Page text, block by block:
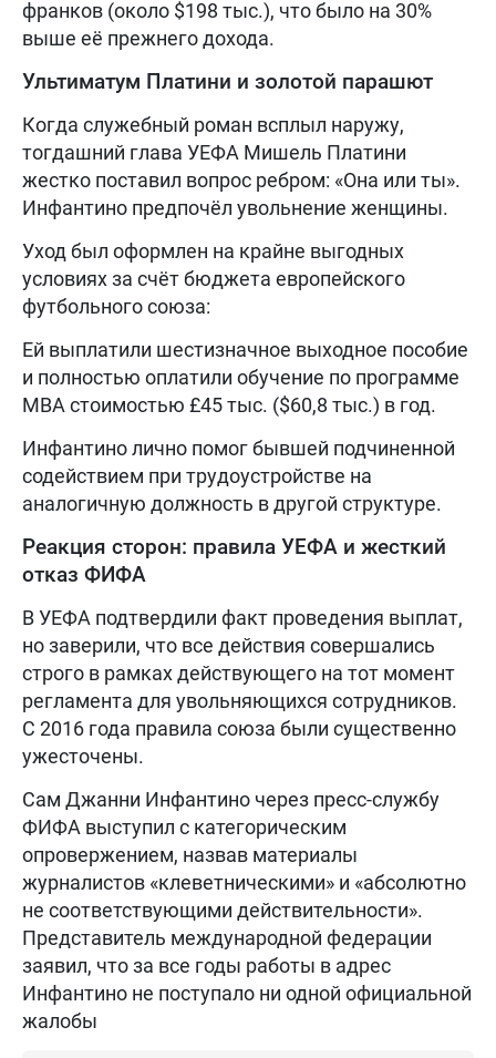
франков (около $198 тыс.), что было на 30%
выше её прежнего дохода.
Ультиматум Платини и золотой парашют
Когда служебный роман всплыл наружу,
тогдашний глава УЕФА Мишель Платини
жестко поставил вопрос ребром: «Она или ты».
Инфантино предпочёл увольнение женщины.
Уход был оформлен на крайне выгодных
условиях за счёт бюджета европейского
футбольного союза:
Ей выплатили шестизначное выходное пособие
и полностью оплатили обучение по программе
MBA стоимостью £45 тыс. ($60,8 тыс.) в год.
Инфантино лично помог бывшей подчиненной
содействием при трудоустройстве на
аналогичную должность в другой структуре.
Реакция сторон: правила УЕФА и жесткий
отказ ФИФА
В УЕФА подтвердили факт проведения выплат,
но заверили, что все действия совершались
строго в рамках действующего на тот момент
регламента для увольняющихся сотрудников.
С 2016 года правила союза были существенно
ужесточены.
Сам Джанни Инфантино через пресс-службу
ФИФА выступил с категорическим
опровержением, назвав материалы
журналистов «клеветническими» и «абсолютно
не соответствующими действительности».
Представитель международной федерации
заявил, что за все годы работы в адрес
Инфантино не поступало ни одной официальной
жалобы